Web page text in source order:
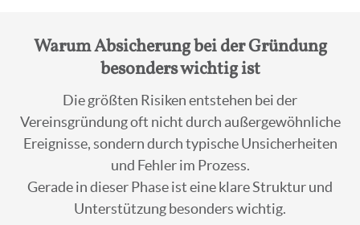
Warum Absicherung bei der Gründung
besonders wichtig ist
Die größten Risiken entstehen bei der
Vereinsgründung oft nicht durch außergewöhnliche
Ereignisse, sondern durch typische Unsicherheiten
und Fehler im Prozess.
Gerade in dieser Phase ist eine klare Struktur und
Unterstützung besonders wichtig.